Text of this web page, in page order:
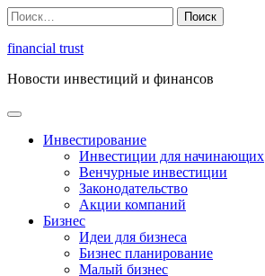
Перейти
к
содержимому
Найти:
financial trust
Новости инвестиций и финансов
Инвестирование
Инвестиции для начинающих
Венчурные инвестиции
Законодательство
Акции компаний
Бизнес
Идеи для бизнеса
Бизнес планирование
Малый бизнес